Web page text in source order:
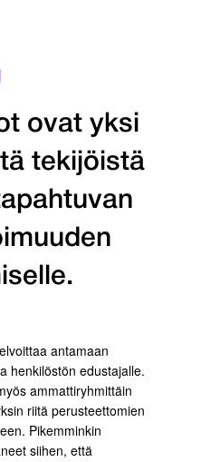
ovat yksi
tekijöistä
antamaan
henkilöstön edustajalle.
ammattiryhmittäin
riitä perusteettomien
Pikemminkin
siihen, että